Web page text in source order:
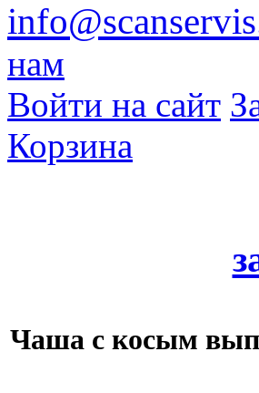
нам
Войти на сайт
Корзина
Чаша с косым